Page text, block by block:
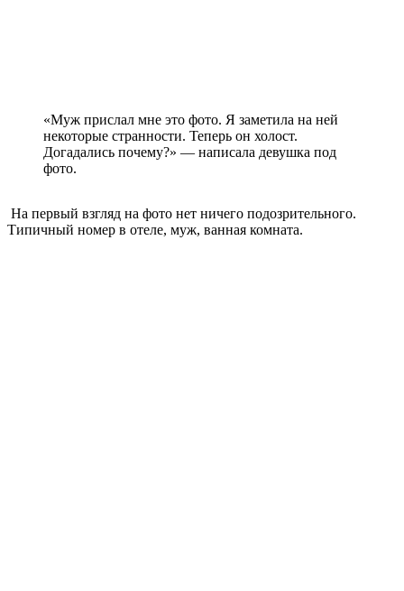
«Муж прислал мне это фото. Я заметила на ней
некоторые странности. Теперь он холост.
Догадались почему?» — написала девушка под
фото.
На первый взгляд на фото нет ничего подозрительного.
Типичный номер в отеле, муж, ванная комната.